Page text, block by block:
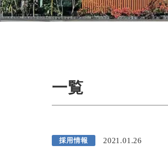
一覧
採用情報 2021.01.26